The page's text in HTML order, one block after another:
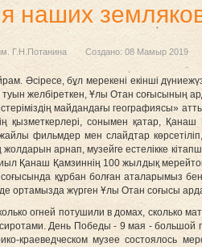
наших
Г.Н.Потанина Создано: 08 Мамыр 2019
Әсіресе, бұл мерекені екінші
желбіреткен, Ұлы Отан соғысының
майдандағы
қызметкерлері, сонымен қатар,
жайлы фильмдер мен слайдтар
арнап, музейге естелікке
Қанаш Қамзиннің 100 жылдық
құрбан болған аталарымыз
ортамызда жүрген Ұлы Отан соғысы
огней потушили в домах, сколько
День Победы - 9 мая - большой
краеведческом музее состоялось